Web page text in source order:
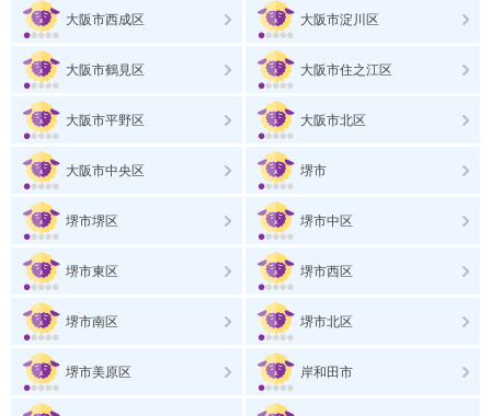
大阪市西成区 大阪市淀川区
大阪市鶴見区 大阪市住之江区
大阪市平野区 大阪市北区
大阪市中央区 堺市
堺市堺区 堺市中区
堺市東区 堺市西区
堺市南区 堺市北区
堺市美原区 岸和田市